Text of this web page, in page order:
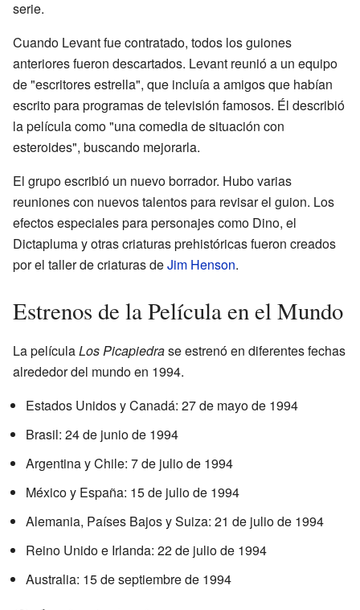
serie.
Cuando Levant fue contratado, todos los guiones
anteriores fueron descartados. Levant reunió a un equipo
de "escritores estrella", que incluía a amigos que habían
escrito para programas de televisión famosos. Él describió
la película como "una comedia de situación con
esteroides", buscando mejorarla.
El grupo escribió un nuevo borrador. Hubo varias
reuniones con nuevos talentos para revisar el guion. Los
efectos especiales para personajes como Dino, el
Dictapluma y otras criaturas prehistóricas fueron creados
por el taller de criaturas deJim Henson.
Estrenos de la Película en el Mundo
La películaLos Picapiedrase estrenó en diferentes fechas
alrededor del mundo en 1994.
Estados Unidos y Canadá: 27 de mayo de 1994
Brasil: 24 de junio de 1994
Argentina y Chile: 7 de julio de 1994
México y España: 15 de julio de 1994
Alemania, Países Bajos y Suiza: 21 de julio de 1994
Reino Unido e Irlanda: 22 de julio de 1994
Australia: 15 de septiembre de 1994